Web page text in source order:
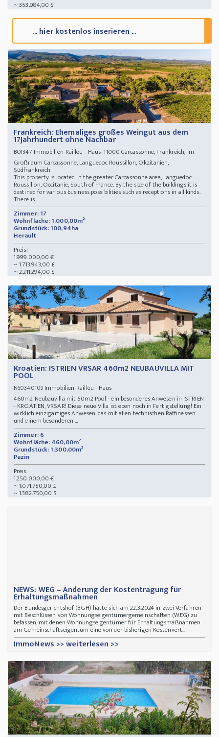
~ 353.984,00 $
... hier kostenlos inserieren ...
Frankreich: Ehemaliges großes Weingut aus dem
17Jahrhundert ohne Nachbar
BO1347 Immobilien-Railleu - Haus 11000 Carcassonne, Frankreich, im
Großraum Carcassonne, Languedoc Roussillon, Okzitanien,
Südfrankreich
This property is located in the greater Carcassonne area, Languedoc
Roussillon, Occitanie, South of France. By the size of the buildings it is
destined for various business possibilities such as receptions in all kinds.
There is ...
Zimmer: 17
Wohnfläche: 1.000,00m²
Grundstück: 100,94ha
Herault
Preis:
1.999.000,00 €
~ 1.713.943,00 £
~ 2.211.294,00 $
Kroatien: ISTRIEN VRSAR 460m2 NEUBAUVILLA MIT
POOL
N60340109Immobilien-Railleu - Haus
460m2 Neubauvilla mit 50m2 Pool - ein besonderes Anwesen in ISTRIEN
- KROATIEN, VRSAR! Diese neue Villa ist eben noch in Fertigstellung! Ein
wirklich einzigartiges Anwesen, das mit allen technischen Raffinessen
und einem besonderen ...
Zimmer: 6
Wohnfläche: 460,00m²
Grundstück: 1.300,00m²
Pazin
Preis:
1.250.000,00 €
~ 1.071.750,00 £
~ 1.382.750,00 $
NEWS: WEG – Änderung der Kostentragung für
Erhaltungsmaßnahmen
Der Bundesgerichtshof (BGH) hatte sich am 22.3.2024 in zwei Verfahren
mit Beschlüssen von Wohnungseigentümergemeinschaften (WEG) zu
befassen, mit denen Wohnungseigentümer für Erhaltungsmaßnahmen
am Gemeinschaftseigentum eine von der bisherigen Kostenvert...
ImmoNews >> weiterlesen >>